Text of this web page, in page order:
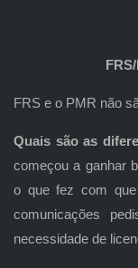
FRS e o PMR não
Quais são as
começou a ganhar
o que fez com
comunicações
necessidade de